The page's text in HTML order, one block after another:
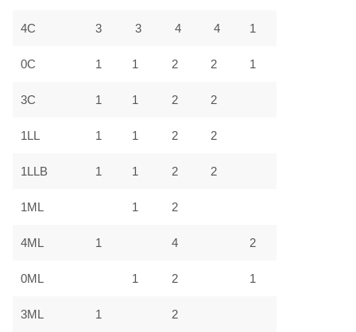
4C 3 3 4 4 1
0C 1 1 2 2 1
3C 1 1 2 2
1LL 1 1 2 2
1LLB 1 1 2 2
1ML 1 2
4ML 1 4 2
0ML 1 2 1
3ML 1 2